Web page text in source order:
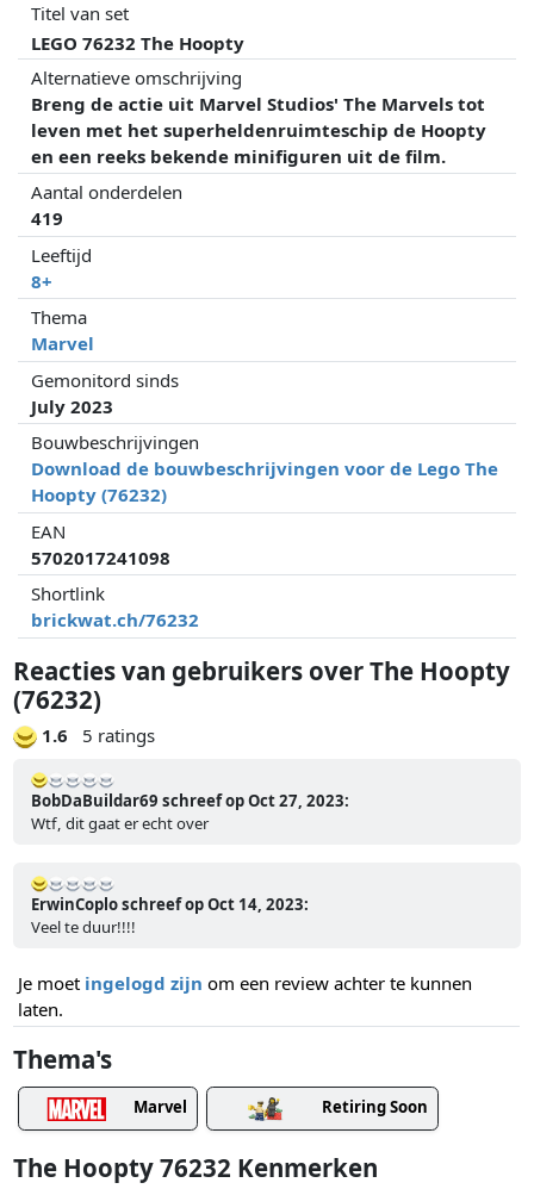
Titel van set
LEGO 76232 The Hoopty
Alternatieve omschrijving
Breng de actie uit Marvel Studios' The Marvels tot
leven met het superheldenruimteschip de Hoopty
en een reeks bekende minifiguren uit de film.
Aantal onderdelen
419
Leeftijd
8+
Thema
Marvel
Gemonitord sinds
July 2023
Bouwbeschrijvingen
Download de bouwbeschrijvingen voor de Lego The
Hoopty (76232)
EAN
5702017241098
Shortlink
brickwat.ch/76232
Reacties van gebruikers over The Hoopty
(76232)
1.6 5 ratings
BobDaBuildar69 schreef op Oct 27, 2023:
Wtf, dit gaat er echt over
ErwinCoplo schreef op Oct 14, 2023:
Veel te duur!!!!
Je moet ingelogd zijn om een review achter te kunnen
laten.
Thema's
Marvel Retiring Soon
The Hoopty 76232 Kenmerken